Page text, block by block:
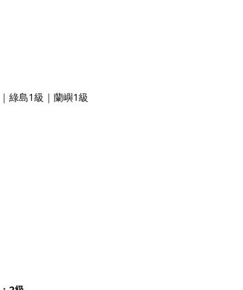
綠島1級｜蘭嶼1級